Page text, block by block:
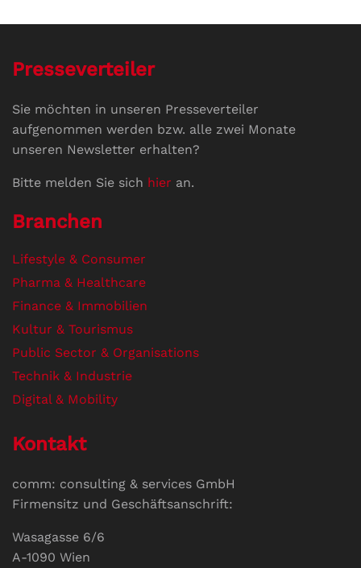
Presseverteiler
Sie möchten in unseren Presseverteiler
aufgenommen werden bzw. alle zwei Monate
unseren Newsletter erhalten?
Bitte melden Sie sich hier an.
Branchen
Lifestyle & Consumer
Pharma & Healthcare
Finance & Immobilien
Kultur & Tourismus
Public Sector & Organisations
Technik & Industrie
Digital & Mobility
Kontakt
comm: consulting & services GmbH
Firmensitz und Geschäftsanschrift:
Wasagasse 6/6
A-1090 Wien